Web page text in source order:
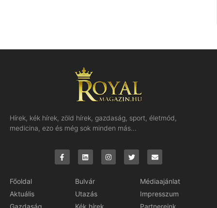
Hírek, kék hírek, zöld hírek, gazdaság, sport, életmód,
medicina, ezo és még sok minden más…
Főoldal
Aktuális
Bulvár
Utazás
Médiaajánlat
Impresszum